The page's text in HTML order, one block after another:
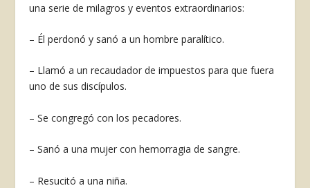
una serie de milagros y eventos extraordinarios:
– Él perdonó y sanó a un hombre paralítico.
– Llamó a un recaudador de impuestos para que fuera
uno de sus discípulos.
– Se congregó con los pecadores.
– Sanó a una mujer con hemorragia de sangre.
– Resucitó a una niña.